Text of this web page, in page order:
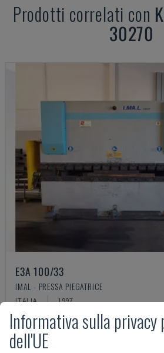
Prodotti correlati con
30270
E3A 100/33
IMAL - PRESSA PIEGATRICE
ITALIA 1997
Informativa sulla
dell'UE